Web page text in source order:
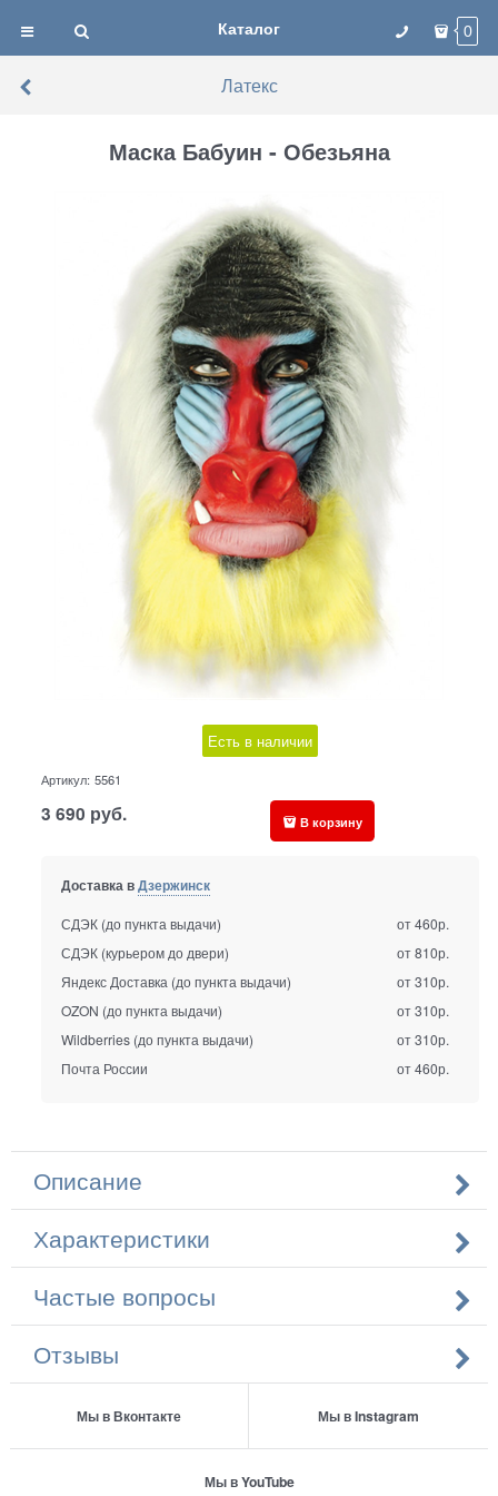
Каталог 0
Латекс
Маска Бабуин - Обезьяна
Есть в наличии
Артикул: 5561
3 690 руб. В корзину
Доставка вДзержинск
СДЭК (до пункта выдачи)
от 460р.
СДЭК (курьером до двери)
от 810р.
Яндекс Доставка (до пункта выдачи)
от 310р.
OZON (до пункта выдачи)
от 310р.
Wildberries (до пункта выдачи)
от 310р.
Почта России
от 460р.
Описание
Характеристики
Частые вопросы
Отзывы
Мы в Вконтакте Мы в Instagram
Мы в YouTube